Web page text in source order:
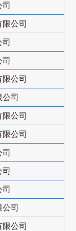
公司
公司
司
公司
公司
司
公司